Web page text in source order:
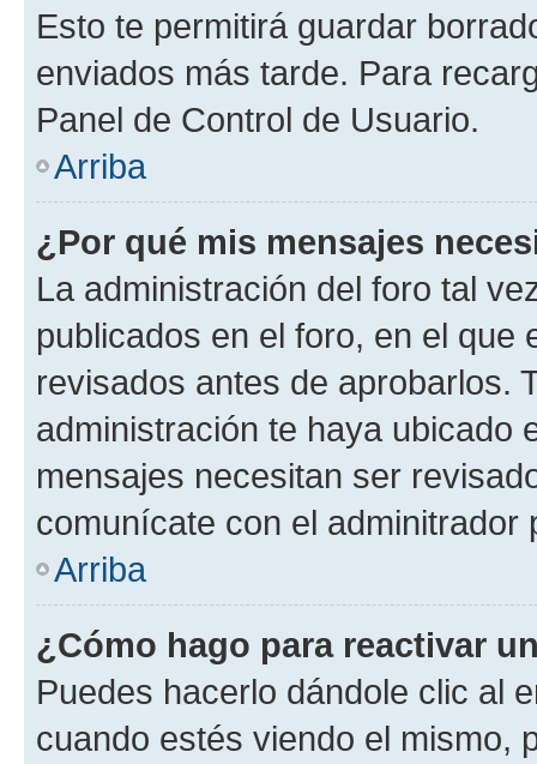
Esto te permitirá guardar
enviados más tarde. Para
Panel de Control de Usuario.
Arriba
¿Por qué mis mensajes
La administración del foro tal
publicados en el foro, en el
revisados antes de aprobarlos.
administración te haya ubicado
mensajes necesitan ser
comunícate con el
Arriba
¿Cómo hago para reactivar
Puedes hacerlo dándole clic al
cuando estés viendo el mismo,